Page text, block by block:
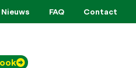
Nieuws FAQ Contact